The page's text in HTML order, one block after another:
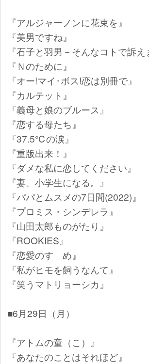
『アルジャーノンに花束を』
『美男ですね』
『石子と羽男－そんなコトで訴え
『Ｎのために』
『オー!マイ･ボス!恋は別冊で』
『カルテット』
『義母と娘のブルース』
『恋する母たち』
『37.5℃の涙』
『重版出来！』
『ダメな私に恋してください』
『妻、小学生になる。』
『パパとムスメの7日間(2022)』
『プロミス・シンデレラ』
『山田太郎ものがたり』
『ROOKIES』
『恋愛のすゝめ』
『私がヒモを飼うなんて』
『笑うマトリョーシカ』
■6月29日（月）
『アトムの童（こ）』
『あなたのことはそれほど』